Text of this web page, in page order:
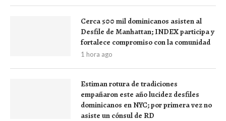
Cerca 500 mil dominicanos asisten al
Desfile de Manhattan; INDEX participa y
fortalece compromiso con la comunidad
1 hora ago
Estiman rotura de tradiciones
empañaron este año lucidez desfiles
dominicanos en NYC; por primera vez no
asiste un cónsul de RD